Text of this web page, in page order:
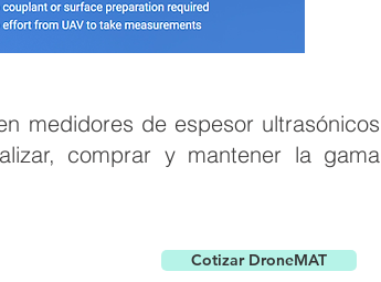
medidores de espesor ultrasónicos
comprar y mantener la gama
Cotizar DroneMAT